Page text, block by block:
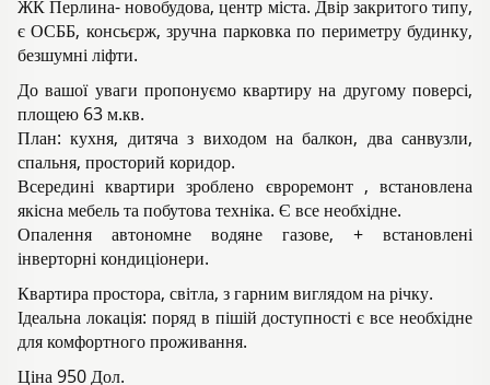
ЖК Перлина- новобудова, центр міста. Двір закритого типу,
є ОСББ, консьєрж, зручна парковка по периметру будинку,
безшумні ліфти.
До вашої уваги пропонуємо квартиру на другому поверсі,
площею 63 м.кв.
План: кухня, дитяча з виходом на балкон, два санвузли,
спальня, просторий коридор.
Всередині квартири зроблено євроремонт , встановлена
якісна мебель та побутова техніка. Є все необхідне.
Опалення автономне водяне газове, + встановлені
інверторні кондиціонери.
Квартира простора, світла, з гарним виглядом на річку.
Ідеальна локація: поряд в пішій доступності є все необхідне
для комфортного проживання.
Ціна 950 Дол.